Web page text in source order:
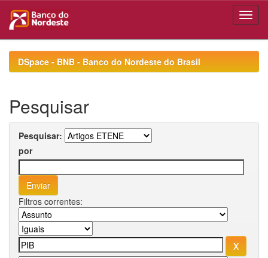
navigationDSpace - BNB - Banco do Nordeste do Brasil
Pesquisar
Pesquisar:
por
Filtros correntes: